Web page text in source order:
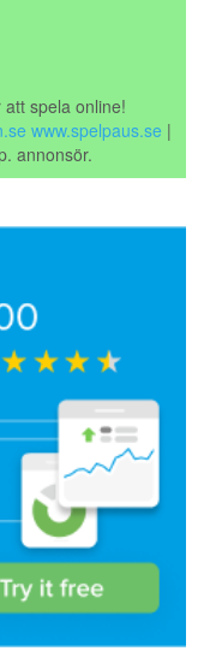
spela online!
www.spelpaus.se |
annonsör.